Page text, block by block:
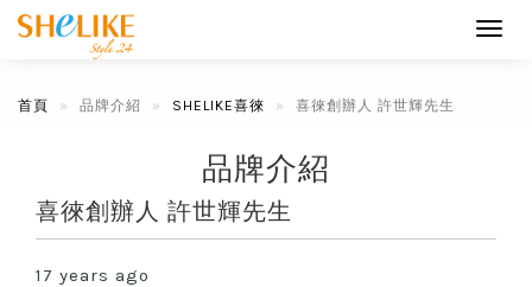
首頁 品牌介紹 SHELIKE喜徠 喜徠創辦人 許世輝先生
品牌介紹
喜徠創辦人 許世輝先生
17 years ago